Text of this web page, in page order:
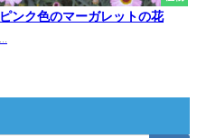
ピンク色のマーガレットの花